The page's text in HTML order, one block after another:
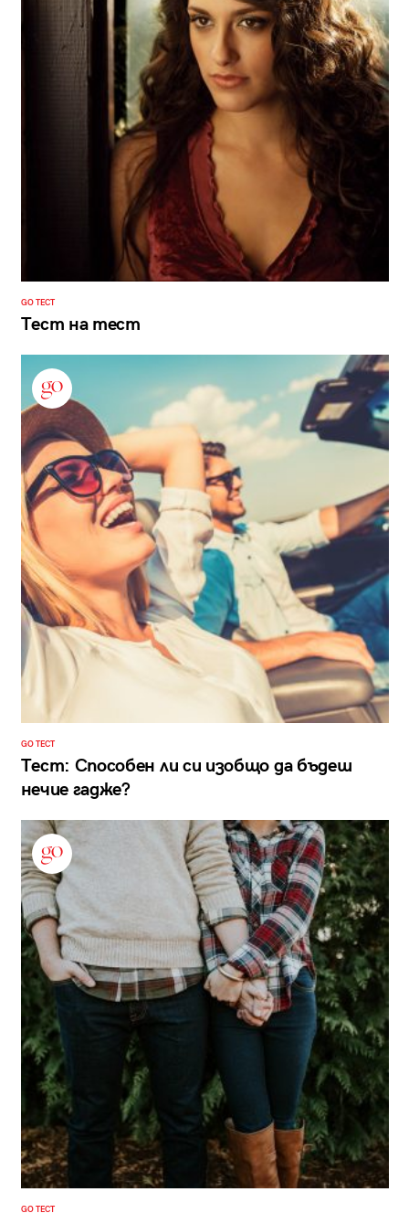
GO ТЕСТ
Тест на тест
GO ТЕСТ
Тест: Способен ли си изобщо да бъдеш
нечие гадже?
GO ТЕСТ